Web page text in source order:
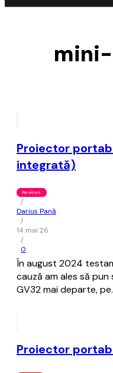
Proiector
integrată)
Reviews
/
Darius Pană
/
14 mai 26
/
0
În august 2024
cauză am ales să
GV32 mai departe,
Proiector